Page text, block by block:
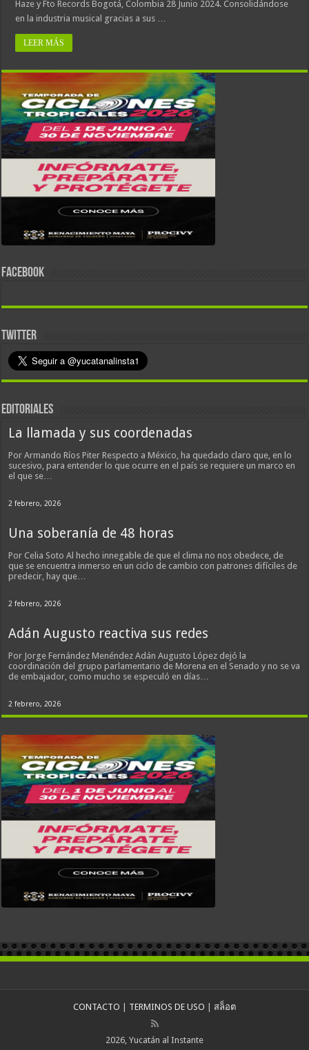
Haze y Fto Records Bogotá, Colombia 28 Junio 2024. Consolidándose
en la industria musical gracias a sus …
LEER MÁS
FACEBOOK
TWITTER
EDITORIALES
La llamada y sus coordenadas
Por Armando Ríos Piter Respecto a México, ha quedado claro que, en lo
sucesivo, para entender lo que ocurre en el país se requiere un marco en
el que se…
2 febrero, 2026
Una soberanía de 48 horas
Por Celia Soto Al hecho innegable de que el clima no nos obedece, de
que se encuentra inmerso en un ciclo de cambio con patrones difíciles de
predecir, hay que…
2 febrero, 2026
Adán Augusto reactiva sus redes
Por Jorge Fernández Menéndez Adán Augusto López dejó la
coordinación del grupo parlamentario de Morena en el Senado y no se va
de embajador, como mucho se especuló en días…
2 febrero, 2026
CONTACTO TERMINOS DE USO สล็อต
2026, Yucatán al Instante